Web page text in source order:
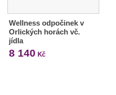
Wellness odpočinek v
Orlických horách vč.
jídla
8 140 Kč